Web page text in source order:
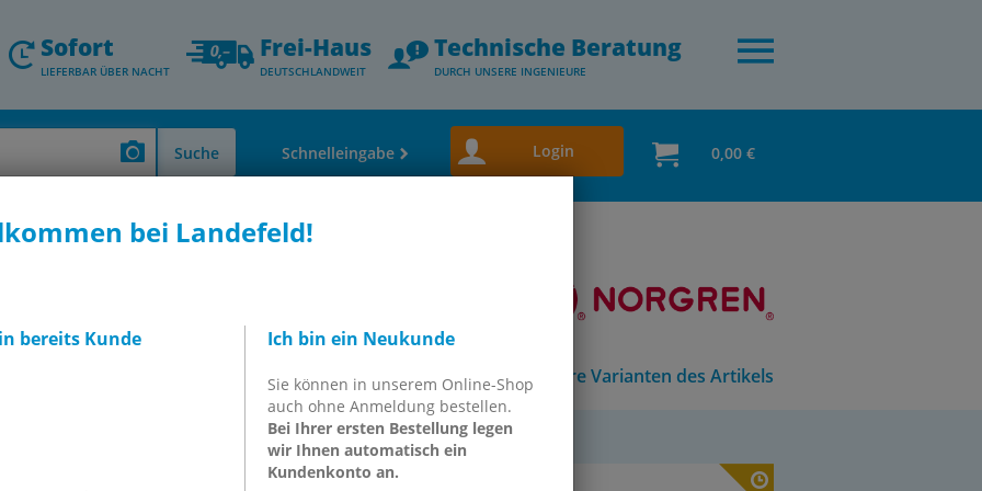
bei Landefeld!
bereits Kunde Ich bin ein Neukunde
Sie können in unserem Online-Shop
auch ohne Anmeldung bestellen.
Bei Ihrer ersten Bestellung legen
wir Ihnen automatisch ein
Kundenkonto an.
Sofort
LIEFERBAR ÜBER NACHT
Frei-Haus
DEUTSCHLANDWEIT
Technische Beratung
DURCH UNSERE INGENIEURE
Suche Schnelleingabe Login 0,00 €
OT-IMI114144
Schnellkupplungen
Andere Varianten des Artikels
inkl. MwSt.